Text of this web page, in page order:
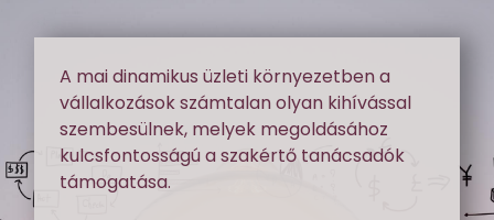
A mai dinamikus üzleti környezetben a
vállalkozások számtalan olyan kihívással
szembesülnek, melyek megoldásához
kulcsfontosságú a szakértő tanácsadók
támogatása.